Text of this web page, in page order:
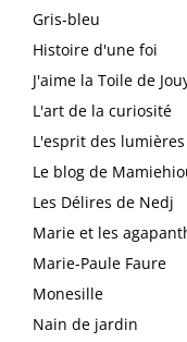
Gris-bleu
Histoire d'une foi
J'aime la Toile de
L'art de la curiosité
L'esprit des lumières
Le blog de
Les Délires de Nedj
Marie et les
Marie-Paule Faure
Monesille
Nain de jardin